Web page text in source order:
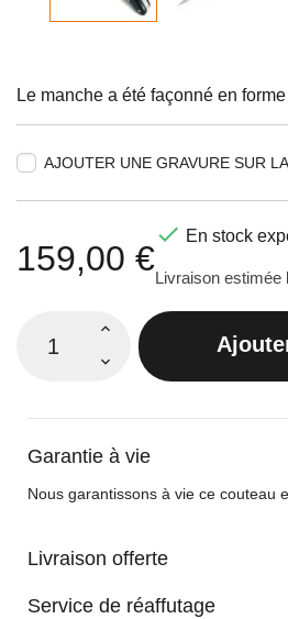
Le manche a été façonné en forme
AJOUTER UNE GRAVURE SUR
159,00 €
 En stock
Livraison estimée
Garantie à vie
Nous garantissons à vie ce couteau
Livraison offerte
Service de réaffutage